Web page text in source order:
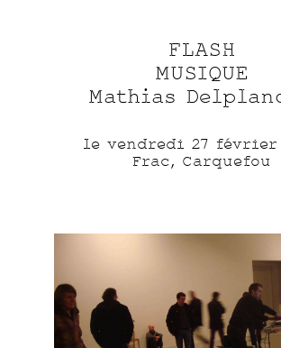
FLASH
MUSIQUE
Mathias
le vendredi 27 février
Frac, Carquefou